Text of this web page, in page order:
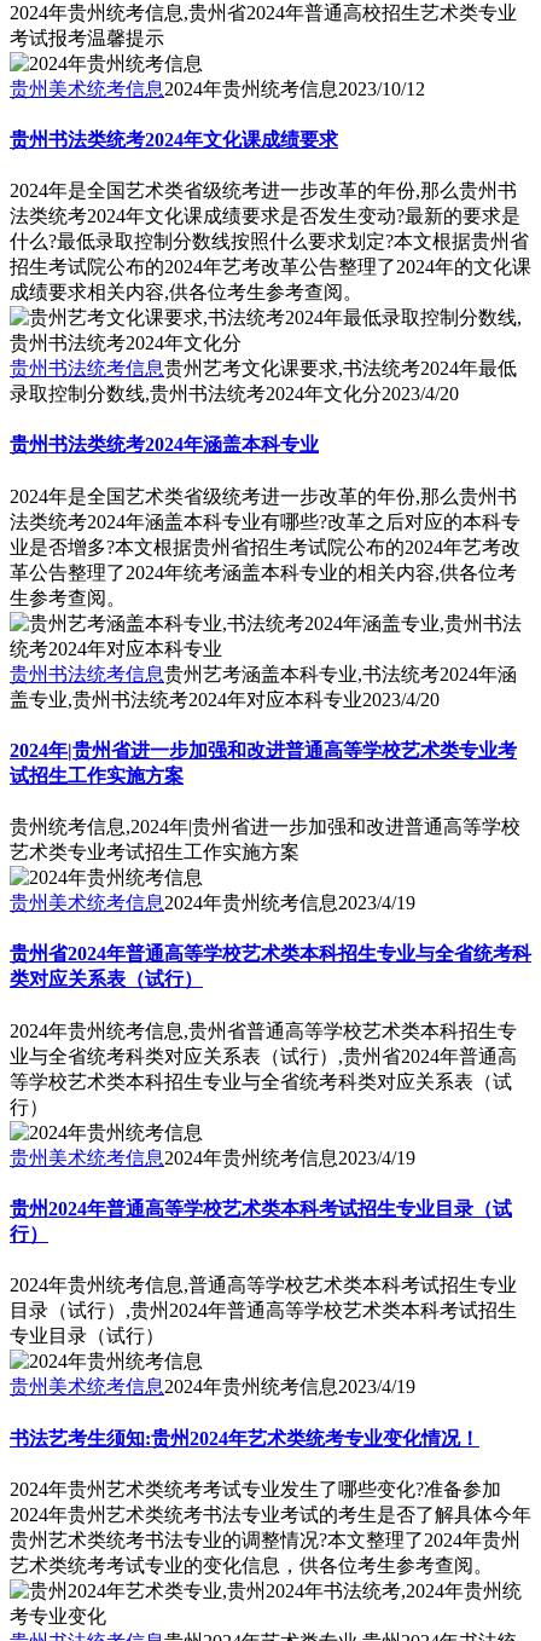
2024年贵州统考信息,贵州省2024年普通高校招生艺术类专业
考试报考温馨提示
贵州美术统考信息2024年贵州统考信息2023/10/12
贵州书法类统考2024年文化课成绩要求
2024年是全国艺术类省级统考进一步改革的年份,那么贵州书
法类统考2024年文化课成绩要求是否发生变动?最新的要求是
什么?最低录取控制分数线按照什么要求划定?本文根据贵州省
招生考试院公布的2024年艺考改革公告整理了2024年的文化课
成绩要求相关内容,供各位考生参考查阅。
贵州书法统考信息贵州艺考文化课要求,书法统考2024年最低
录取控制分数线,贵州书法统考2024年文化分2023/4/20
贵州书法类统考2024年涵盖本科专业
2024年是全国艺术类省级统考进一步改革的年份,那么贵州书
法类统考2024年涵盖本科专业有哪些?改革之后对应的本科专
业是否增多?本文根据贵州省招生考试院公布的2024年艺考改
革公告整理了2024年统考涵盖本科专业的相关内容,供各位考
生参考查阅。
贵州书法统考信息贵州艺考涵盖本科专业,书法统考2024年涵
盖专业,贵州书法统考2024年对应本科专业2023/4/20
2024年|贵州省进一步加强和改进普通高等学校艺术类专业考
试招生工作实施方案
贵州统考信息,2024年|贵州省进一步加强和改进普通高等学校
艺术类专业考试招生工作实施方案
贵州美术统考信息2024年贵州统考信息2023/4/19
贵州省2024年普通高等学校艺术类本科招生专业与全省统考科
类对应关系表（试行）
2024年贵州统考信息,贵州省普通高等学校艺术类本科招生专
业与全省统考科类对应关系表（试行）,贵州省2024年普通高
等学校艺术类本科招生专业与全省统考科类对应关系表（试
行）
贵州美术统考信息2024年贵州统考信息2023/4/19
贵州2024年普通高等学校艺术类本科考试招生专业目录（试
行）
2024年贵州统考信息,普通高等学校艺术类本科考试招生专业
目录（试行）,贵州2024年普通高等学校艺术类本科考试招生
专业目录（试行）
贵州美术统考信息2024年贵州统考信息2023/4/19
书法艺考生须知:贵州2024年艺术类统考专业变化情况！
2024年贵州艺术类统考考试专业发生了哪些变化?准备参加
2024年贵州艺术类统考书法专业考试的考生是否了解具体今年
贵州艺术类统考书法专业的调整情况?本文整理了2024年贵州
艺术类统考考试专业的变化信息，供各位考生参考查阅。